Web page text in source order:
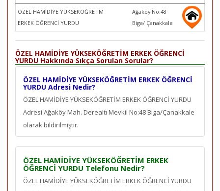
ÖZEL HAMİDİYE YÜKSEKÖĞRETİM
ERKEK ÖĞRENCİ YURDU
Ağaköy No:48
Biga/ Çanakkale
ÖZEL HAMİDİYE YÜKSEKÖĞRETİM ERKEK ÖĞRENCİ
YURDU Hakkında Sıkça Sorulan Sorular?
ÖZEL HAMİDİYE YÜKSEKÖĞRETİM ERKEK ÖĞRENCİ
YURDU Adresi Nedir?
ÖZEL HAMİDİYE YÜKSEKÖĞRETİM ERKEK ÖĞRENCİ YURDU
Adresi Ağaköy Mah. Derealtı Mevkii No:48 Biga/Çanakkale
olarak bildirilmiştir.
ÖZEL HAMİDİYE YÜKSEKÖĞRETİM ERKEK
ÖĞRENCİ YURDU Telefonu Nedir?
ÖZEL HAMİDİYE YÜKSEKÖĞRETİM ERKEK ÖĞRENCİ YURDU